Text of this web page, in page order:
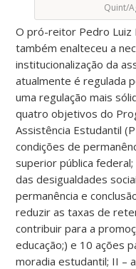
Quint/
O pró-reitor Pedro Luiz
também enalteceu a
institucionalização da
atualmente é regulada
uma regulação mais
quatro objetivos do
Assistência Estudantil
condições de
superior pública
das desigualdades
permanência e
reduzir as taxas de
contribuir para a
educação;) e 10 ações
moradia estudantil; II –